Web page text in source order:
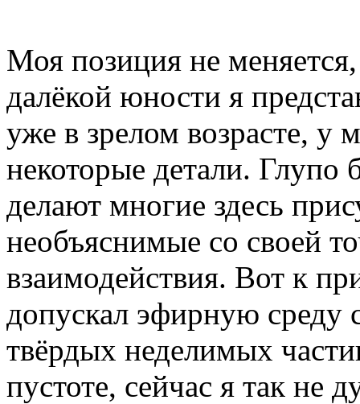
Моя позиция не
далёкой юности я
уже в зрелом возрасте, у
некоторые детали. Глупо
делают многие здесь
необъяснимые со своей
взаимодействия. Вот к
допускал эфирную среду
твёрдых неделимых
пустоте, сейчас я так не